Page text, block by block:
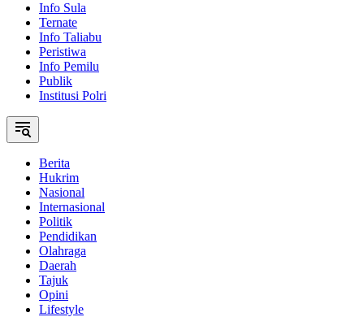
Info Sula
Ternate
Info Taliabu
Peristiwa
Info Pemilu
Publik
Institusi Polri
Berita
Hukrim
Nasional
Internasional
Politik
Pendidikan
Olahraga
Daerah
Tajuk
Opini
Lifestyle